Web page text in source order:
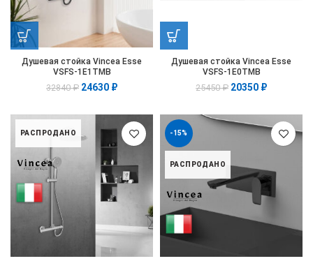
Душевая стойка Vincea Esse
VSFS-1E1TMB
термостатическая, черный
32840₽ 24630 ₽
Душевая стойка Vincea Esse
VSFS-1E0TMB
термостатическая, черный
25450₽ 20350 ₽
РАСПРОДАНО -15%
РАСПРОДАНО